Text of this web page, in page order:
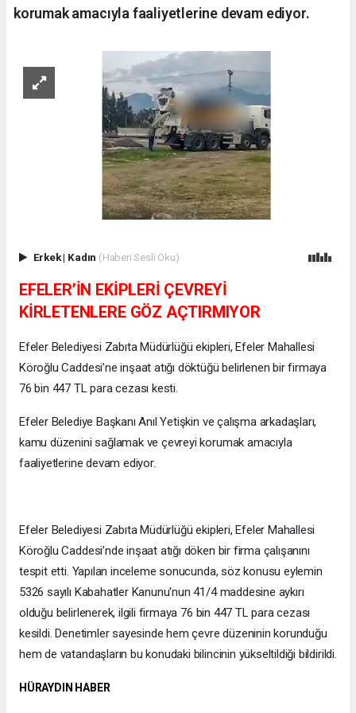
korumak amacıyla faaliyetlerine devam ediyor.
Erkek| Kadın (Haberi Sesli Oku)
EFELER’İN EKİPLERİ ÇEVREYİ
KİRLETENLERE GÖZ AÇTIRMIYOR
Efeler Belediyesi Zabıta Müdürlüğü ekipleri, Efeler Mahallesi
Köroğlu Caddesi’ne inşaat atığı döktüğü belirlenen bir firmaya
76 bin 447 TL para cezası kesti.
Efeler Belediye Başkanı Anıl Yetişkin ve çalışma arkadaşları,
kamu düzenini sağlamak ve çevreyi korumak amacıyla
faaliyetlerine devam ediyor.
Efeler Belediyesi Zabıta Müdürlüğü ekipleri, Efeler Mahallesi
Köroğlu Caddesi’nde inşaat atığı döken bir firma çalışanını
tespit etti. Yapılan inceleme sonucunda, söz konusu eylemin
5326 sayılı Kabahatler Kanunu'nun 41/4 maddesine aykırı
olduğu belirlenerek, ilgili firmaya 76 bin 447 TL para cezası
kesildi. Denetimler sayesinde hem çevre düzeninin korunduğu
hem de vatandaşların bu konudaki bilincinin yükseltildiği bildirildi.
HÜRAYDIN HABER